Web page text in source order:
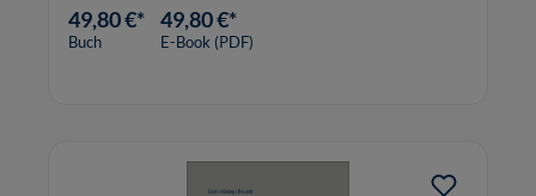
49,80 €*
Buch
49,80 €*
E-Book (PDF)